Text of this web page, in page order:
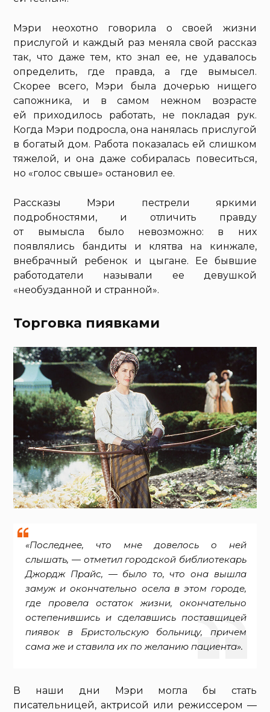
Мэри неохотно говорила о своей жизни
прислугой и каждый раз меняла свой рассказ
так, что даже тем, кто знал ее, не удавалось
определить, где правда, а где вымысел.
Скорее всего, Мэри была дочерью нищего
сапожника, и в самом нежном возрасте
ей приходилось работать, не покладая рук.
Когда Мэри подросла, она нанялась прислугой
в богатый дом. Работа показалась ей слишком
тяжелой, и она даже собиралась повеситься,
но «голос свыше» остановил ее.
Рассказы Мэри пестрели яркими
подробностями, и отличить правду
от вымысла было невозможно: в них
появлялись бандиты и клятва на кинжале,
внебрачный ребенок и цыгане. Ее бывшие
работодатели называли ее девушкой
«необузданной и странной».
Торговка пиявками
«Последнее, что мне довелось о ней
слышать, — отметил городской библиотекарь
Джордж Прайс, — было то, что она вышла
замуж и окончательно осела в этом городе,
где провела остаток жизни, окончательно
остепенившись и сделавшись поставщицей
пиявок в Бристольскую больницу, причем
сама же и ставила их по желанию пациента».
В наши дни Мэри могла бы стать
писательницей, актрисой или режиссером —